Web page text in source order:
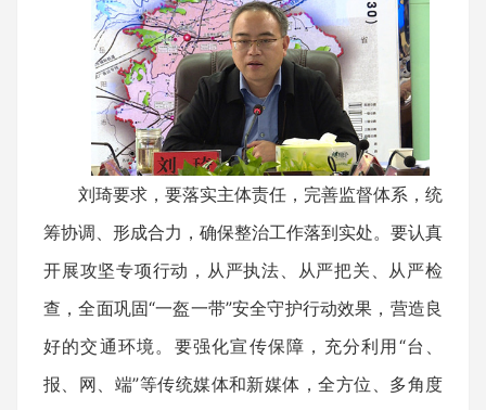
刘琦要求，要落实主体责任，完善监督体系，统
筹协调、形成合力，确保整治工作落到实处。要认真
开展攻坚专项行动，从严执法、从严把关、从严检
查，全面巩固“一盔一带”安全守护行动效果，营造良
好的交通环境。要强化宣传保障，充分利用“台、
报、网、端”等传统媒体和新媒体，全方位、多角度